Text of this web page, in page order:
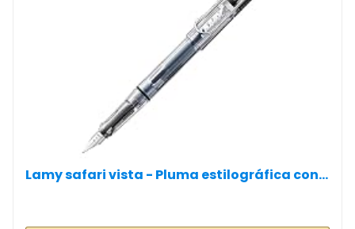
Lamy safari vista - Pluma estilográfica con...